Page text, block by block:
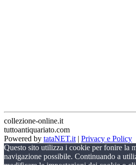
collezione-online.it
tuttoantiquariato.com
Powered by tataNET.it | Privacy e Policy
Questo sito utilizza i cookie per fonire la
navigazione possibile. Continuando a